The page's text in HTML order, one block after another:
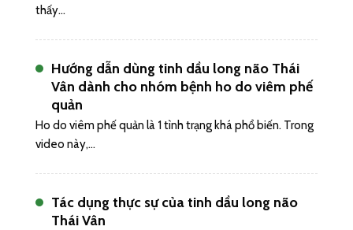
thấy...
Hướng dẫn dùng tinh dầu long não Thái
Vân dành cho nhóm bệnh ho do viêm phế
quản
Ho do viêm phế quản là 1 tình trạng khá phổ biến. Trong
video này,...
Tác dụng thực sự của tinh dầu long não
Thái Vân